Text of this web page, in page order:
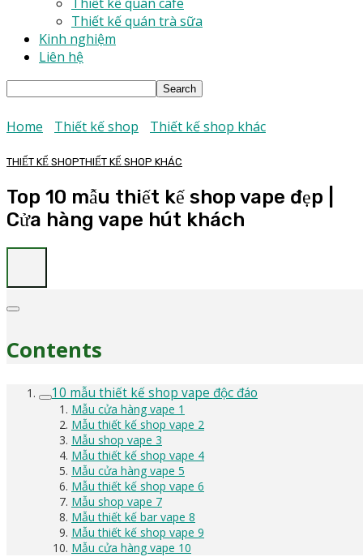
Thiết kế quán trà sữa
Kinh nghiệm
Liên hệ
Home Thiết kế shop Thiết kế shop khác
THIẾT KẾ SHOPTHIẾT KẾ SHOP KHÁC
Top 10 mẫu thiết kế shop vape đẹp |
Cửa hàng vape hút khách
Contents
10 mẫu thiết kế shop vape độc đáo
Mẫu cửa hàng vape 1
Mẫu thiết kế shop vape 2
Mẫu shop vape 3
Mẫu thiết kế shop vape 4
Mẫu cửa hàng vape 5
Mẫu thiết kế shop vape 6
Mẫu shop vape 7
Mẫu thiết kế bar vape 8
Mẫu thiết kế shop vape 9
Mẫu cửa hàng vape 10